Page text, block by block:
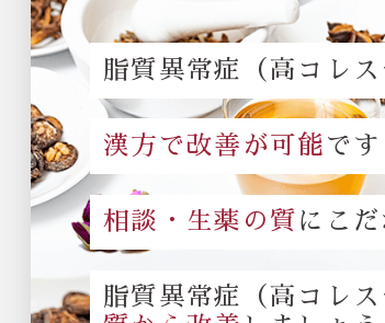
脂質異常症（高コレ
漢方で改善が可能 です
相談・生薬の質 にこ
脂質異常症（高コレ